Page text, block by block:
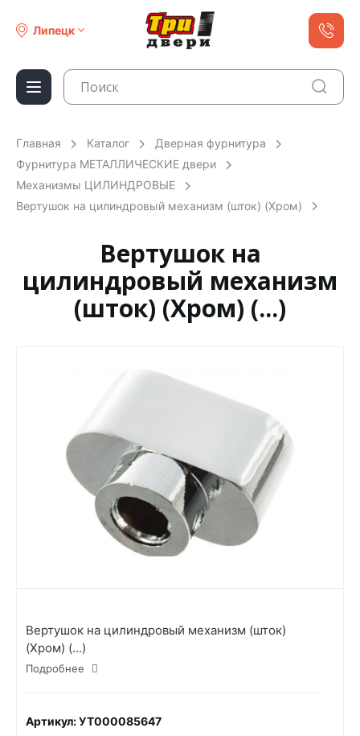
Липецк
Главная Каталог
Дверная фурнитура
Фурнитура МЕТАЛЛИЧЕСКИЕ двери
Механизмы ЦИЛИНДРОВЫЕ
Вертушок на цилиндровый механизм (шток) (Хром)
Вертушок на
цилиндровый механизм
(шток) (Хром) (...)
Вертушок на цилиндровый механизм (шток)
(Хром) (...)
Подробнее
Артикул: УТ000085647